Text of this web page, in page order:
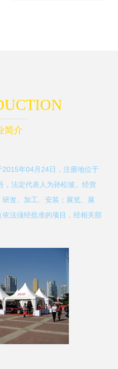
简介
年04月24日，注册地位于
，法定代表人为孙松坡。经营
发、加工、安装；展览、展
法须经批准的项目，经相关部